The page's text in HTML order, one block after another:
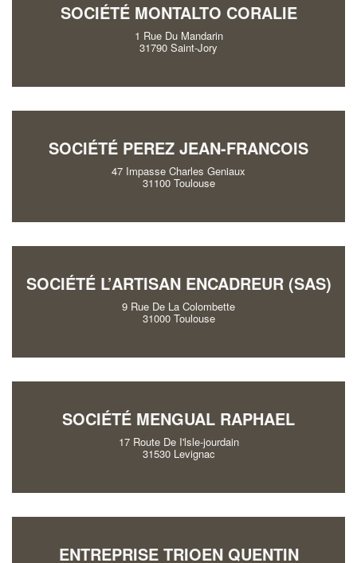
SOCIÉTÉ MONTALTO CORALIE
1 Rue Du Mandarin
31790 Saint-Jory
SOCIÉTÉ PEREZ JEAN-FRANCOIS
47 Impasse Charles Geniaux
31100 Toulouse
SOCIÉTÉ L’ARTISAN ENCADREUR (SAS)
9 Rue De La Colombette
31000 Toulouse
SOCIÉTÉ MENGUAL RAPHAEL
17 Route De I'lsle-jourdain
31530 Levignac
ENTREPRISE TRIOEN QUENTIN